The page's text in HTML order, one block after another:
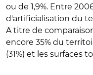
ou de 1,9%. Entre
d'artificialisation du
A titre de
encore 35% du
(31%) et les surfaces